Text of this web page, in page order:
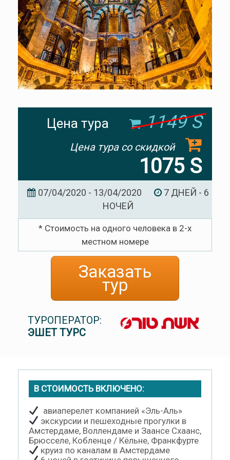
Цена тура 1149 S
Цена тура со скидкой
1075 S
07/04/2020 - 13/04/2020
7 ДНЕЙ - 6
НОЧЕЙ
* Стоимость на одного человека в 2-х
местном номере
Заказать
тур
ТУРОПЕРАТОР:
ЭШЕТ ТУРС
В СТОИМОСТЬ ВКЛЮЧЕНО:
авиаперелет компанией «Эль-Аль»
экскурсии и пешеходные прогулки в
Амстердаме, Воллендаме и Заансе Схаанс,
Брюсселе, Кобленце / Кёльне, Франкфурте
круиз по каналам в Амстердаме